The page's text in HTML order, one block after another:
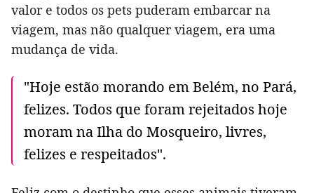
valor e todos os pets puderam embarcar na
viagem, mas não qualquer viagem, era uma
mudança de vida.
"Hoje estão morando em Belém, no Pará,
felizes. Todos que foram rejeitados hoje
moram na Ilha do Mosqueiro, livres,
felizes e respeitados".